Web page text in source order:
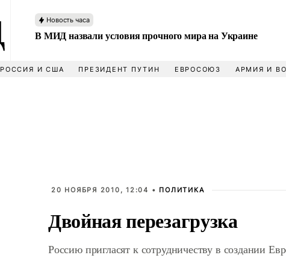
Новость часа
В МИД назвали условия прочного мира на Украине
РОССИЯ И США ПРЕЗИДЕНТ ПУТИН ЕВРОСОЮЗ АРМИЯ И
20 НОЯБРЯ 2010, 12:04 • ПОЛИТИКА
Двойная перезагрузка
Россию пригласят к сотрудничеству в создании